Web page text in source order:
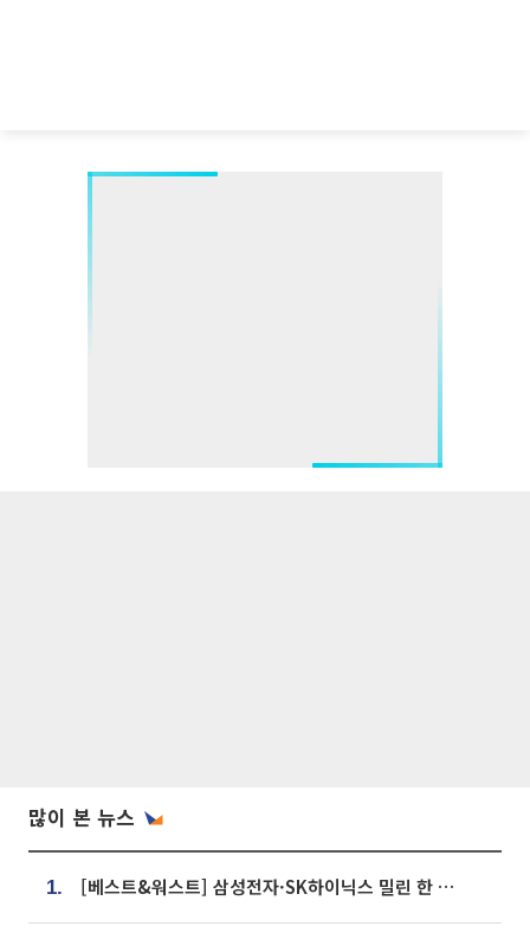
많이 본 뉴스
1. [베스트&워스트] 삼성전자·SK하이닉스 밀린 한 주…상상인증권은 85% 급등